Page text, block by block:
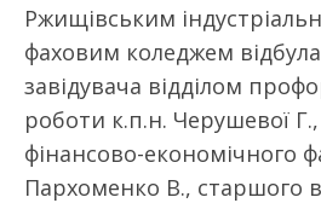
Ржищівським
фаховим коледжем
завідувача відділом
роботи к.п.н. Черушевої
фінансово-економічного
Пархоменко В., старшого